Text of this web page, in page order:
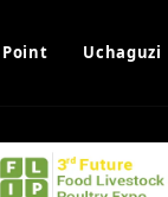
Point Uchaguzi